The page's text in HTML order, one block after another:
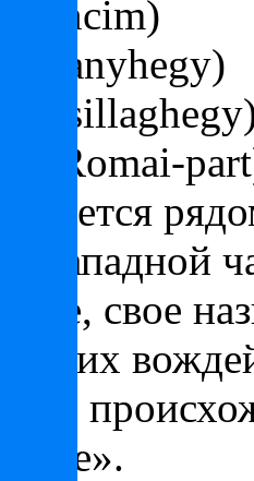
(Aranyhegy)
(Romai-
западной
свое